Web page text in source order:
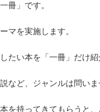
冊」です。
マを実施します。
たい本を「一冊」だけ紹
など、ジャンルは問いま
を持ってきてもらうと